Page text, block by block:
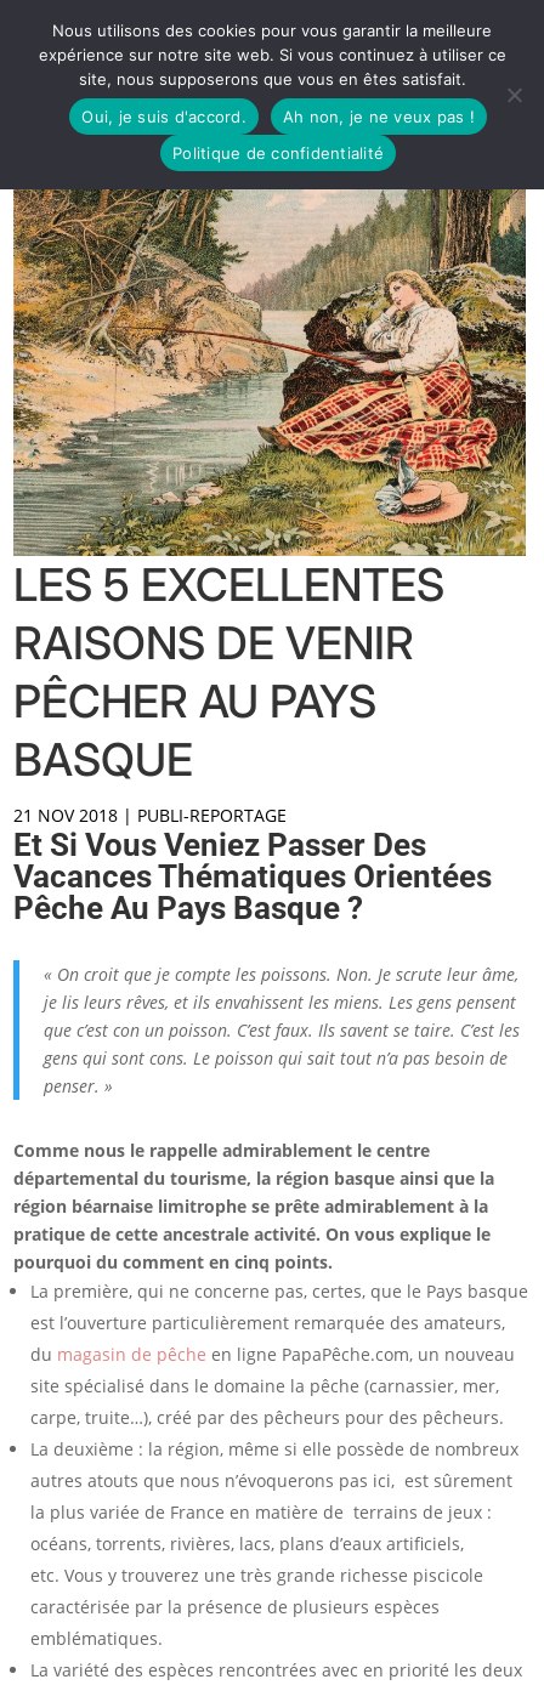
LES 5 EXCELLENTES
RAISONS DE VENIR
PÊCHER AU PAYS
BASQUE
21 NOV 2018 | PUBLI-REPORTAGE
Et Si Vous Veniez Passer Des
Vacances Thématiques Orientées
Pêche Au Pays Basque ?
« On croit que je compte les poissons. Non. Je scrute leur âme,
je lis leurs rêves, et ils envahissent les miens. Les gens pensent
que c’est con un poisson. C’est faux. Ils savent se taire. C’est les
gens qui sont cons. Le poisson qui sait tout n’a pas besoin de
penser. »
Comme nous le rappelle admirablement le centre
départemental du tourisme, la région basque ainsi que la
région béarnaise limitrophe se prête admirablement à la
pratique de cette ancestrale activité. On vous explique le
pourquoi du comment en cinq points.
La première, qui ne concerne pas, certes, que le Pays basque
est l’ouverture particulièrement remarquée des amateurs,
du magasin de pêche en ligne PapaPêche.com, un nouveau
site spécialisé dans le domaine la pêche (carnassier, mer,
carpe, truite…), créé par des pêcheurs pour des pêcheurs.
La deuxième : la région, même si elle possède de nombreux
autres atouts que nous n’évoquerons pas ici, est sûrement
la plus variée de France en matière de terrains de jeux :
océans, torrents, rivières, lacs, plans d’eaux artificiels,
etc. Vous y trouverez une très grande richesse piscicole
caractérisée par la présence de plusieurs espèces
emblématiques.
La variété des espèces rencontrées avec en priorité les deux
Nous utilisons des cookies pour vous garantir la meilleure
expérience sur notre site web. Si vous continuez à utiliser ce
site, nous supposerons que vous en êtes satisfait.
Oui, je suis d'accord.
Ah non, je ne veux pas !
Politique de confidentialité